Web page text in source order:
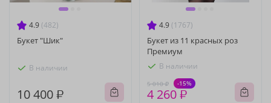
4.9 (482)
Букет "Шик"
В наличии
10 400 ₽
4.9 (1767)
Букет из 11 красных роз
Премиум
В наличии
5 010 ₽ -15%
4 260 ₽